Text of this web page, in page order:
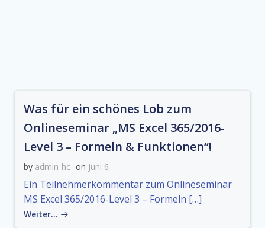
Was für ein schönes Lob zum
Onlineseminar „MS Excel 365/2016-
Level 3 – Formeln & Funktionen“!
by admin-hc on Juni 6
Ein Teilnehmerkommentar zum Onlineseminar
MS Excel 365/2016-Level 3 – Formeln […]
Weiter…